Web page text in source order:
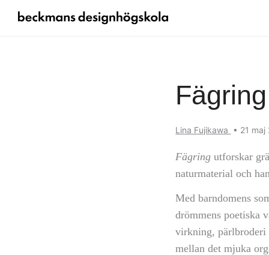
Fägring
Lina Fujikawa • 21
Fägring utforskar
naturmaterial och
Med barndomens
drömmens poetiska
virkning, pärlbroderi
mellan det mjuka